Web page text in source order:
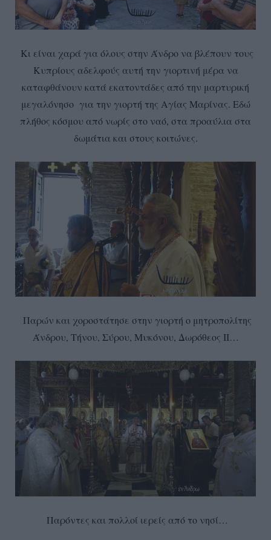
Κι είναι χαρά για όλους στην Άνδρο να βλέπουν τους
Κυπρίους αδελφούς αυτή την γιορτινή μέρα να
καταφθάνουν κατά εκατοντάδες από την μαρτυρική
μεγαλόνησο για την γιορτή της Αγίας Μαρίνας. Εδώ
πλήθος κόσμου από νωρίς στο ναό, στα προαύλια στα
δωμάτια και στους κοιτώνες.
Παρών και χοροστάτησε στην γιορτή ο μητροπολίτης
Άνδρου, Τήνου, Σύρου, Μυκόνου, Δωρόθεος ΙΙ…
Παρόντες και πολλοί ιερείς από το νησί…